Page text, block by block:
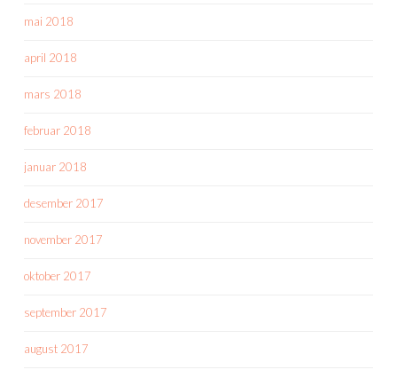
mai 2018
april 2018
mars 2018
februar 2018
januar 2018
desember 2017
november 2017
oktober 2017
september 2017
august 2017